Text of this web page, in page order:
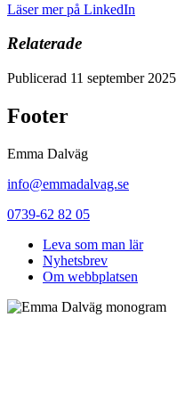
Läser mer på LinkedIn
Relaterade
Publicerad 11 september 2025
Footer
Emma Dalväg
info@emmadalvag.se
0739-62 82 05
Leva som man lär
Nyhetsbrev
Om webbplatsen